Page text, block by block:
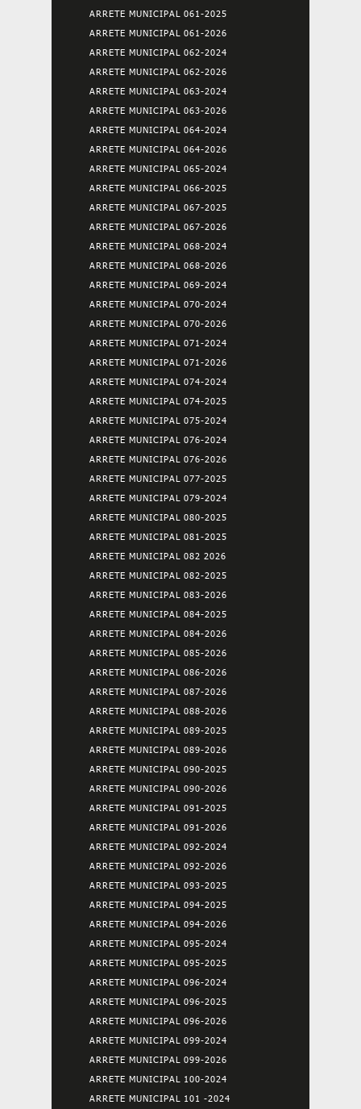
ARRETE MUNICIPAL 061-2025
ARRETE MUNICIPAL 061-2026
ARRETE MUNICIPAL 062-2024
ARRETE MUNICIPAL 062-2026
ARRETE MUNICIPAL 063-2024
ARRETE MUNICIPAL 063-2026
ARRETE MUNICIPAL 064-2024
ARRETE MUNICIPAL 064-2026
ARRETE MUNICIPAL 065-2024
ARRETE MUNICIPAL 066-2025
ARRETE MUNICIPAL 067-2025
ARRETE MUNICIPAL 067-2026
ARRETE MUNICIPAL 068-2024
ARRETE MUNICIPAL 068-2026
ARRETE MUNICIPAL 069-2024
ARRETE MUNICIPAL 070-2024
ARRETE MUNICIPAL 070-2026
ARRETE MUNICIPAL 071-2024
ARRETE MUNICIPAL 071-2026
ARRETE MUNICIPAL 074-2024
ARRETE MUNICIPAL 074-2025
ARRETE MUNICIPAL 075-2024
ARRETE MUNICIPAL 076-2024
ARRETE MUNICIPAL 076-2026
ARRETE MUNICIPAL 077-2025
ARRETE MUNICIPAL 079-2024
ARRETE MUNICIPAL 080-2025
ARRETE MUNICIPAL 081-2025
ARRETE MUNICIPAL 082 2026
ARRETE MUNICIPAL 082-2025
ARRETE MUNICIPAL 083-2026
ARRETE MUNICIPAL 084-2025
ARRETE MUNICIPAL 084-2026
ARRETE MUNICIPAL 085-2026
ARRETE MUNICIPAL 086-2026
ARRETE MUNICIPAL 087-2026
ARRETE MUNICIPAL 088-2026
ARRETE MUNICIPAL 089-2025
ARRETE MUNICIPAL 089-2026
ARRETE MUNICIPAL 090-2025
ARRETE MUNICIPAL 090-2026
ARRETE MUNICIPAL 091-2025
ARRETE MUNICIPAL 091-2026
ARRETE MUNICIPAL 092-2024
ARRETE MUNICIPAL 092-2026
ARRETE MUNICIPAL 093-2025
ARRETE MUNICIPAL 094-2025
ARRETE MUNICIPAL 094-2026
ARRETE MUNICIPAL 095-2024
ARRETE MUNICIPAL 095-2025
ARRETE MUNICIPAL 096-2024
ARRETE MUNICIPAL 096-2025
ARRETE MUNICIPAL 096-2026
ARRETE MUNICIPAL 099-2024
ARRETE MUNICIPAL 099-2026
ARRETE MUNICIPAL 100-2024
ARRETE MUNICIPAL 101 -2024